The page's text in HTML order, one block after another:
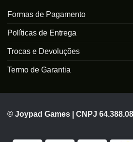
Formas de Pagamento
Políticas de Entrega
Trocas e Devoluções
Termo de Garantia
© Joypad Games | CNPJ